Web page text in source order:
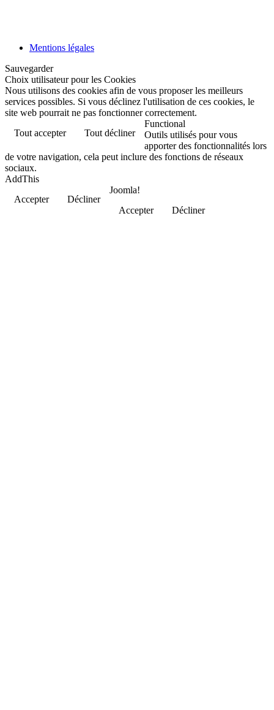
Mentions légales
Sauvegarder
Choix utilisateur pour les Cookies
Nous utilisons des cookies afin de vous proposer les meilleurs
services possibles. Si vous déclinez l'utilisation de ces cookies, le
site web pourrait ne pas fonctionner correctement.
Tout accepter
Tout décliner
Functional
Outils utilisés pour vous
apporter des fonctionnalités lors
de votre navigation, cela peut inclure des fonctions de réseaux
sociaux.
AddThis
Accepter
Décliner
Joomla!
Accepter
Décliner